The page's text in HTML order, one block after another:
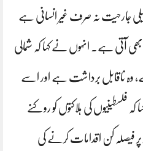
جارحیت نہ صرف غیر انسانی ہے
آتی ہے۔ انہوں نے کہا کہ شمالی
وہ ناقابل برداشت ہے اور اسے
کہ فلسطینیوں کی ہلاکتوں کو روکنے
فیصلہ کن اقدامات کرنے کی